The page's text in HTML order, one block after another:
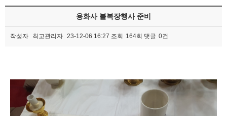
해동율맥
용화사 블복장행사 준비
작성자 최고관리자 23-12-06 16:27 조회 164회 댓글 0건